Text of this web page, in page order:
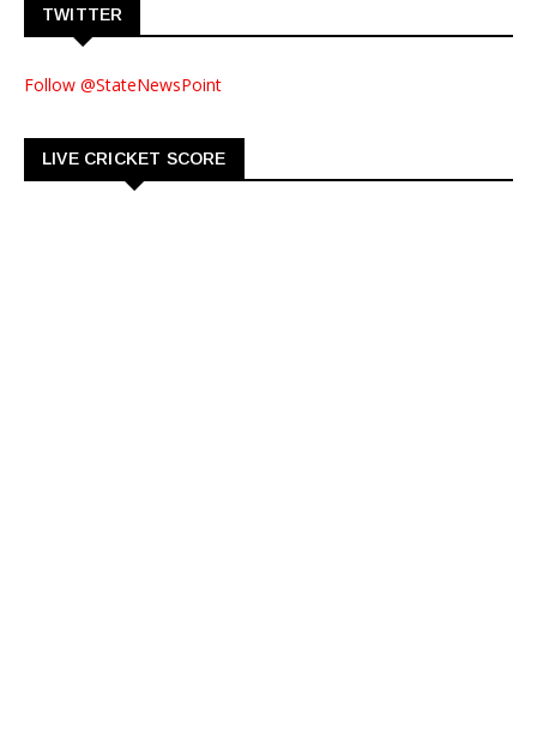
TWITTER
Follow @StateNewsPoint
LIVE CRICKET SCORE